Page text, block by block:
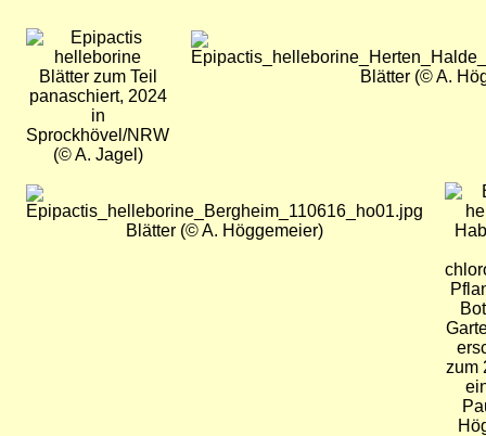
Bild
Blätter zum Teil
panaschiert, 2024
in
Sprockhövel/NRW
(© A. Jagel)
Bild
Blätter (© A.
Bild
Blätter (© A. Höggemeier)
Bild
zum